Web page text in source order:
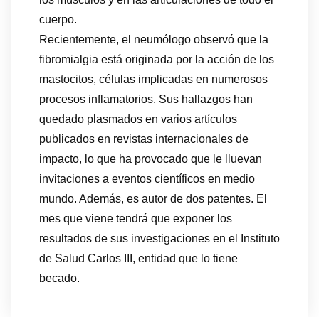
cuerpo.
Recientemente, el neumólogo observó que la
fibromialgia está originada por la acción de los
mastocitos, células implicadas en numerosos
procesos inflamatorios. Sus hallazgos han
quedado plasmados en varios artículos
publicados en revistas internacionales de
impacto, lo que ha provocado que le lluevan
invitaciones a eventos científicos en medio
mundo. Además, es autor de dos patentes. El
mes que viene tendrá que exponer los
resultados de sus investigaciones en el Instituto
de Salud Carlos III, entidad que lo tiene
becado.